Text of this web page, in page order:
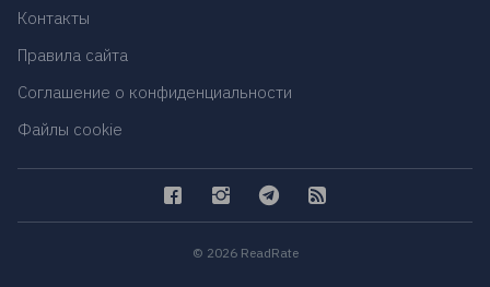
Контакты
Правила сайта
Соглашение о конфиденциальности
Файлы cookie
© 2026 ReadRate